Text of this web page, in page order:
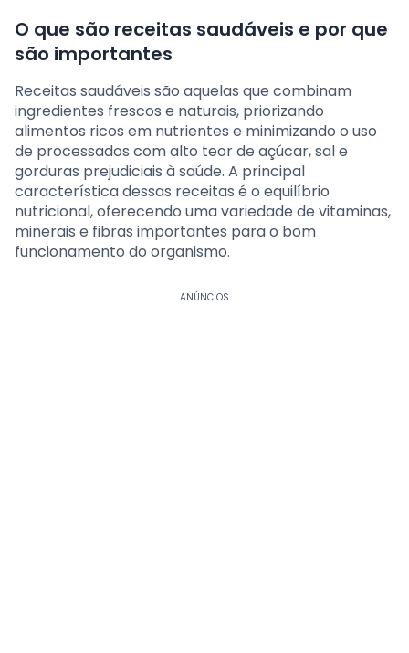
O que são receitas saudáveis e por que
são importantes
Receitas saudáveis são aquelas que combinam
ingredientes frescos e naturais, priorizando
alimentos ricos em nutrientes e minimizando o uso
de processados com alto teor de açúcar, sal e
gorduras prejudiciais à saúde. A principal
característica dessas receitas é o equilíbrio
nutricional, oferecendo uma variedade de vitaminas,
minerais e fibras importantes para o bom
funcionamento do organismo.
ANÚNCIOS